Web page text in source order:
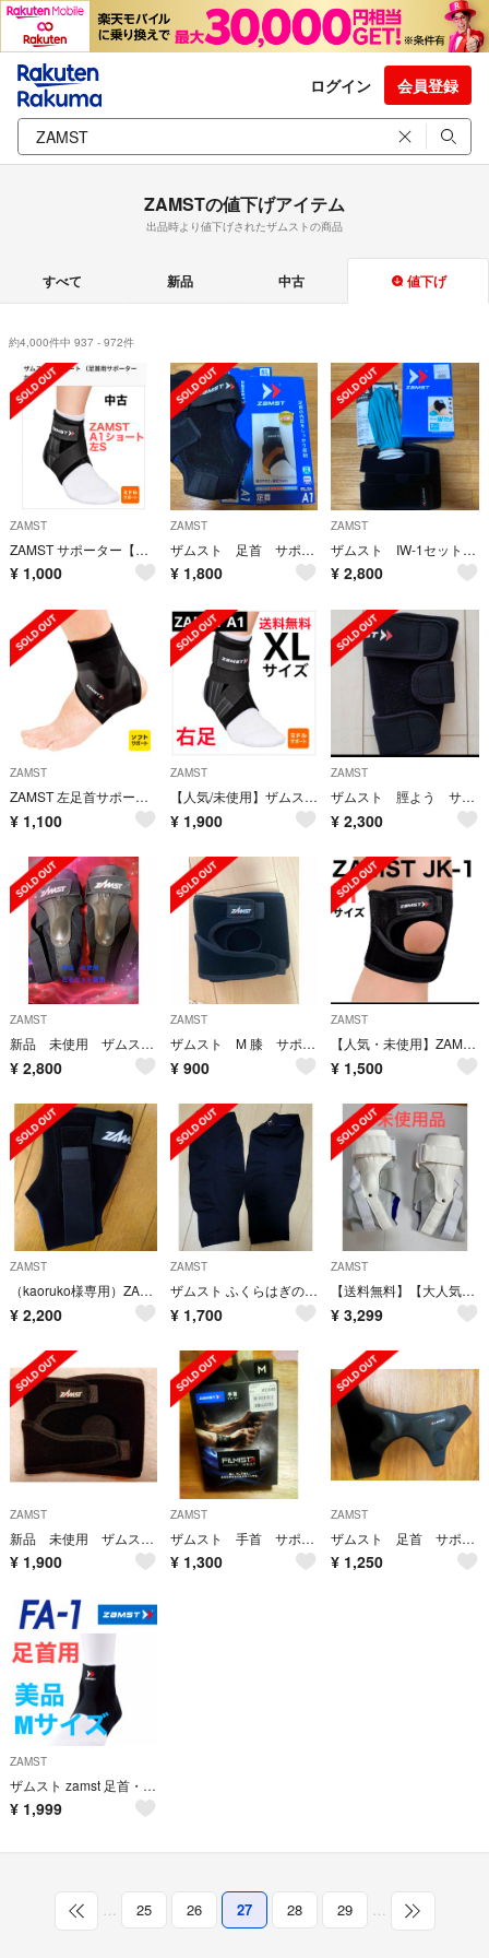
ログイン 会員登録
ZAMSTの値下げアイテム
出品時より値下げされたザムストの商品
すべて 新品 中古 値下げ
約4,000件中 937 - 972件
ZAMST
ZAMST サポーター【中古】左足首用Sサイズ
¥ 1,000
ZAMST
ザムスト 足首 サポーター 左L
¥ 1,800
ZAMST
ザムスト IW-1セット アイシングセット
¥ 2,800
ZAMST
ZAMST 左足首サポーター
¥ 1,100
ZAMST
【人気/未使用】ザムスト A1 XLサイズ（足首用サポーター 右足）
¥ 1,900
ZAMST
ザムスト 脛よう サポーター 右 M
¥ 2,300
ZAMST
新品 未使用 ザムスト 足首用サポーター A2-DX 左右 XLサイズ
¥ 2,800
ZAMST
ザムスト M 膝 サポーター 試着のみ
¥ 900
ZAMST
【人気・未使用】ZAMSTザムストJK-1 Mサイズ（ひざ用サポーター左右兼用
¥ 1,500
ZAMST
（kaoruko様専用）ZAMSTザムスト ANKLE A1-S Mサイズ 左足
¥ 2,200
ZAMST
ザムスト ふくらはぎの圧迫 薄型 1.1mm 通気性 伸縮性 シームレス LL
¥ 1,700
ZAMST
【送料無料】【大人気】ZAMST A2-DX 足首サポーター XL 左右セット
¥ 3,299
ZAMST
新品 未使用 ザムスト JK-1 ヒザ用サポーター 左右兼用 Ｓサイズ
¥ 1,900
ZAMST
ザムスト 手首 サポーター レディース M
¥ 1,300
ZAMST
ザムスト 足首 サポーター 左用 サイズS 黒
¥ 1,250
ZAMST
ザムスト zamst 足首・アキレス腱用サポータ FA-1 Mサイズ
¥ 1,999
… 25 26 27 28 29 …